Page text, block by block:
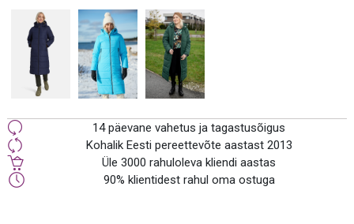
14 päevane vahetus ja tagastusõigus
Kohalik Eesti pereettevõte aastast 2013
Üle 3000 rahuloleva kliendi aastas
90% klientidest rahul oma ostuga